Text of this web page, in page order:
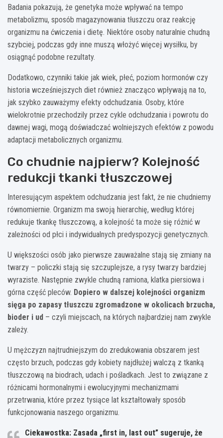
Badania pokazują, że genetyka może wpływać na tempo
metabolizmu, sposób magazynowania tłuszczu oraz reakcję
organizmu na ćwiczenia i dietę. Niektóre osoby naturalnie chudną
szybciej, podczas gdy inne muszą włożyć więcej wysiłku, by
osiągnąć podobne rezultaty.
Dodatkowo, czynniki takie jak wiek, płeć, poziom hormonów czy
historia wcześniejszych diet również znacząco wpływają na to,
jak szybko zauważymy efekty odchudzania. Osoby, które
wielokrotnie przechodzily przez cykle odchudzania i powrotu do
dawnej wagi, mogą doświadczać wolniejszych efektów z powodu
adaptacji metabolicznych organizmu.
Co chudnie najpierw? Kolejność
redukcji tkanki tłuszczowej
Interesującym aspektem odchudzania jest fakt, że nie chudniemy
równomiernie. Organizm ma swoją hierarchię, według której
redukuje tkankę tłuszczową, a kolejność ta może się różnić w
zależności od płci i indywidualnych predyspozycji genetycznych.
U większości osób jako pierwsze zauważalne stają się zmiany na
twarzy – policzki stają się szczuplejsze, a rysy twarzy bardziej
wyraziste. Następnie zwykle chudną ramiona, klatka piersiowa i
górna część pleców. Dopiero w dalszej kolejności organizm
sięga po zapasy tłuszczu zgromadzone w okolicach brzucha,
bioder i ud – czyli miejscach, na których najbardziej nam zwykle
zależy.
U mężczyzn najtrudniejszym do zredukowania obszarem jest
często brzuch, podczas gdy kobiety najdłużej walczą z tkanką
tłuszczową na biodrach, udach i pośladkach. Jest to związane z
różnicami hormonalnymi i ewolucyjnymi mechanizmami
przetrwania, które przez tysiące lat kształtowały sposób
funkcjonowania naszego organizmu.
Ciekawostka: Zasada „first in, last out” sugeruje, że